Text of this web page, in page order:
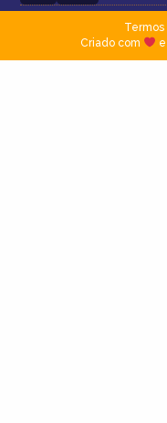
Termos|
Criado com
e